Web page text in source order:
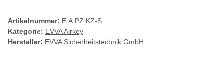
Artikelnummer: E.A.PZ.KZ-S
Kategorie: EVVA Airkey
Hersteller: EVVA Sicherheitstechnik GmbH